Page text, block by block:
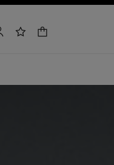
brukerønskeliste
handlekurv